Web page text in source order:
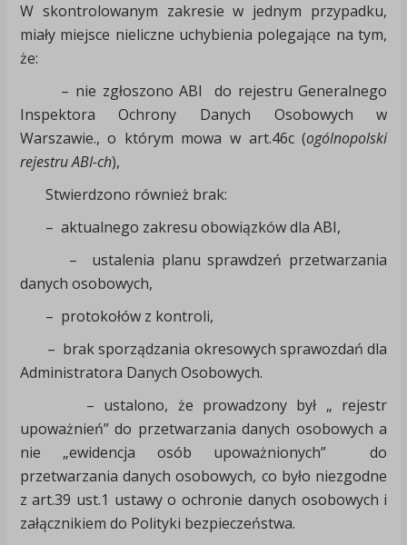
W skontrolowanym zakresie w jednym przypadku,
miały miejsce nieliczne uchybienia polegające na tym,
że:
– nie zgłoszono ABI do rejestru Generalnego
Inspektora Ochrony Danych Osobowych w
Warszawie., o którym mowa w art.46c (ogólnopolski
rejestru ABI-ch),
Stwierdzono również brak:
– aktualnego zakresu obowiązków dla ABI,
– ustalenia planu sprawdzeń przetwarzania
danych osobowych,
– protokołów z kontroli,
– brak sporządzania okresowych sprawozdań dla
Administratora Danych Osobowych.
– ustalono, że prowadzony był „ rejestr
upoważnień” do przetwarzania danych osobowych a
nie „ewidencja osób upoważnionych” do
przetwarzania danych osobowych, co było niezgodne
z art.39 ust.1 ustawy o ochronie danych osobowych i
załącznikiem do Polityki bezpieczeństwa.